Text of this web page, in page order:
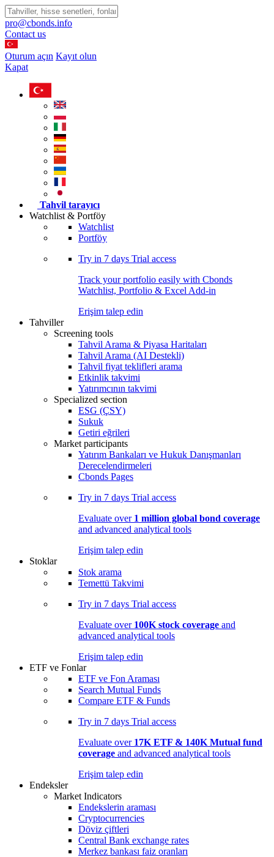
pro@cbonds.info
Contact us
Oturum açın Kayıt olun
Kapat
Tahvil tarayıcı
Watchlist & Portföy
Watchlist
Portföy
Try in 7 days Trial access
Track your portfolio easily with Cbonds
Watchlist, Portfolio & Excel Add-in
Erişim talep edin
Tahviller
Screening tools
Tahvil Arama & Piyasa Haritaları
Tahvil Arama (AI Destekli)
Tahvil fiyat teklifleri arama
Etkinlik takvimi
Yatırımcının takvimi
Specialized section
ESG (ÇSY)
Sukuk
Getiri eğrileri
Market participants
Yatırım Bankaları ve Hukuk Danışmanları
Derecelendirmeleri
Cbonds Pages
Try in 7 days Trial access
Evaluate over 1 million global bond coverage
and advanced analytical tools
Erişim talep edin
Stoklar
Stok arama
Temettü Takvimi
Try in 7 days Trial access
Evaluate over 100K stock coverage and
advanced analytical tools
Erişim talep edin
ETF ve Fonlar
ETF ve Fon Araması
Search Mutual Funds
Compare ETF & Funds
Try in 7 days Trial access
Evaluate over 17K ETF & 140K Mutual fund
coverage and advanced analytical tools
Erişim talep edin
Endeksler
Market Indicators
Endekslerin araması
Cryptocurrencies
Döviz çiftleri
Central Bank exchange rates
Merkez bankası faiz oranları